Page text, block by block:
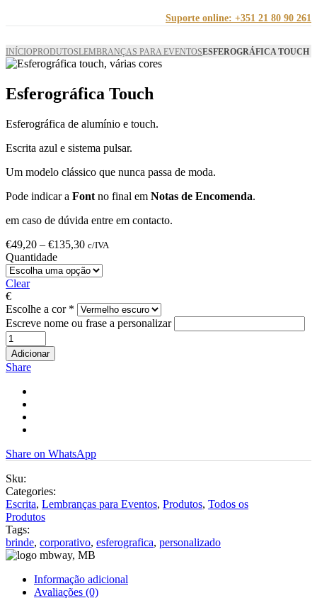
Suporte online: +351 21 80 90 261
INÍCIOPRODUTOSLEMBRANÇAS PARA EVENTOSESFEROGRÁFICA TOUCH
Esferográfica Touch
Esferográfica de alumínio e touch.
Escrita azul e sistema pulsar.
Um modelo clássico que nunca passa de moda.
Pode indicar a Font no final em Notas de Encomenda.
em caso de dúvida entre em contacto.
€49,20 – €135,30Price
€49,20
c/IVA
Quantidade
Clear
€
Escolhe a cor*
Escreve nome ou frase a personalizar
Adicionar
Share
Share on WhatsApp
Sku:
Categories:
Escrita, Lembranças para Eventos, Produtos, Todos os
Produtos
Tags:
brinde, corporativo, esferografica, personalizado
Informação adicional
Avaliações (0)